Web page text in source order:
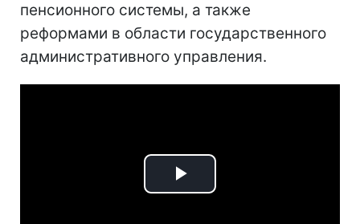
пенсионного системы, а также
реформами в области государственного
административного управления.
Play